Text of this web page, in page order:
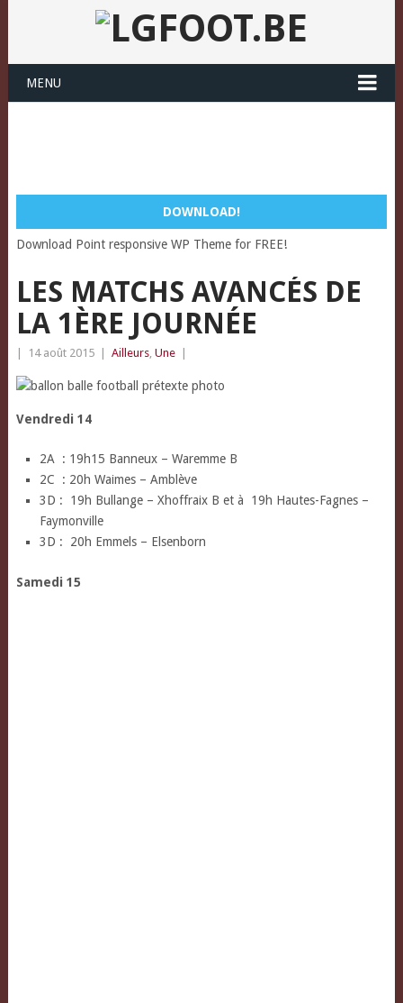
MENU
DOWNLOAD!
Download Point responsive WP Theme for FREE!
LES MATCHS AVANCÉS DE
LA 1ÈRE JOURNÉE
14 août 2015 Ailleurs, Une
Vendredi 14
2A : 19h15 Banneux – Waremme B
2C : 20h Waimes – Amblève
3D : 19h Bullange – Xhoffraix B et à 19h Hautes-Fagnes –
Faymonville
3D : 20h Emmels – Elsenborn
Samedi 15